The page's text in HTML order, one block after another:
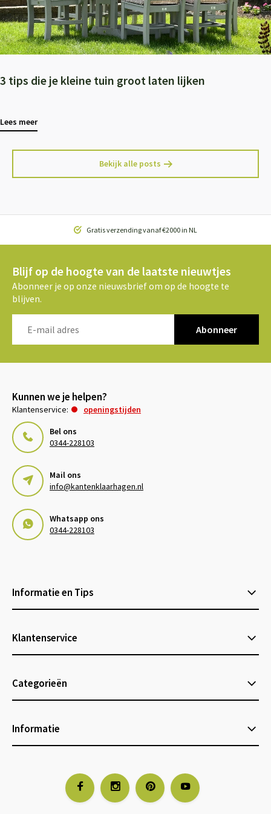
3 tips die je kleine tuin groot laten lijken
Lees meer
Bekijk alle posts
Gratis verzending vanaf €2000 in NL
Blijf op de hoogte van de laatste nieuwtjes
Abonneer je op onze nieuwsbrief om op de hoogte te
blijven.
Abonneer
Kunnen we je helpen?
Klantenservice:
openingstijden
Bel ons
0344-228103
Mail ons
info@kantenklaarhagen.nl
Whatsapp ons
0344-228103
Informatie en Tips
Klantenservice
Categorieën
Informatie